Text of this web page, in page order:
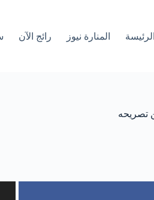
الرئیسة المنارة نيوز رائج الآن
تصريحه